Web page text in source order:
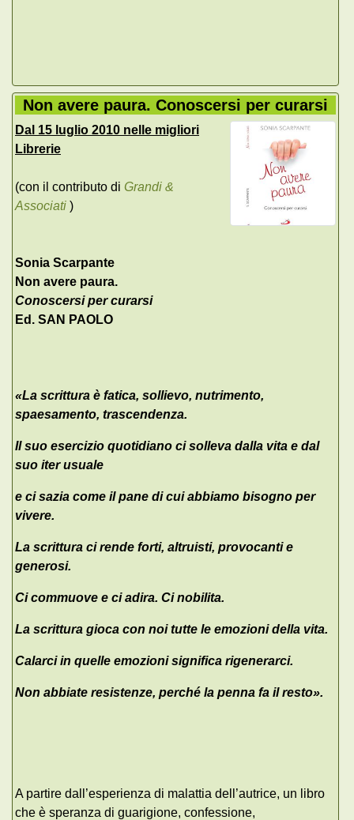
Non avere paura. Conoscersi per curarsi
Dal 15 luglio 2010 nelle migliori
Librerie
(con il contributo di Grandi &
Associati )
Sonia Scarpante
Non avere paura.
Conoscersi per curarsi
Ed. SAN PAOLO
«La scrittura è fatica, sollievo, nutrimento,
spaesamento, trascendenza.
Il suo esercizio quotidiano ci solleva dalla vita e dal
suo iter usuale
e ci sazia come il pane di cui abbiamo bisogno per
vivere.
La scrittura ci rende forti, altruisti, provocanti e
generosi.
Ci commuove e ci adira. Ci nobilita.
La scrittura gioca con noi tutte le emozioni della vita.
Calarci in quelle emozioni significa rigenerarci.
Non abbiate resistenze, perché la penna fa il resto».
A partire dall’esperienza di malattia dell’autrice, un libro
che è speranza di guarigione, confessione,